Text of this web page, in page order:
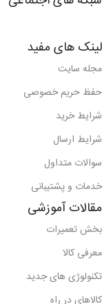
لینک های مفید
مجله سایت
حفظ حریم خصوصی
شرایط خرید
شرایط ارسال
سوالات متداول
خدمات و پشتیبانی
مقالات آموزشی
بخش تعمیرات
معرفی کالا
تکنولوژی های جدید
کالاهای در راه